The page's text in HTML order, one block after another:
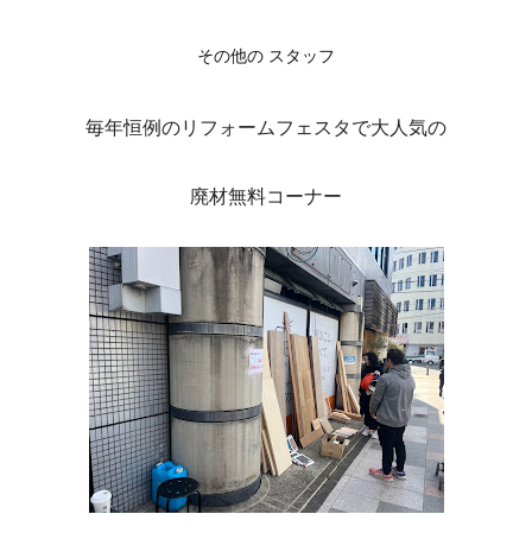
その他の スタッフ
毎年恒例のリフォームフェスタで大人気の
廃材無料コーナー